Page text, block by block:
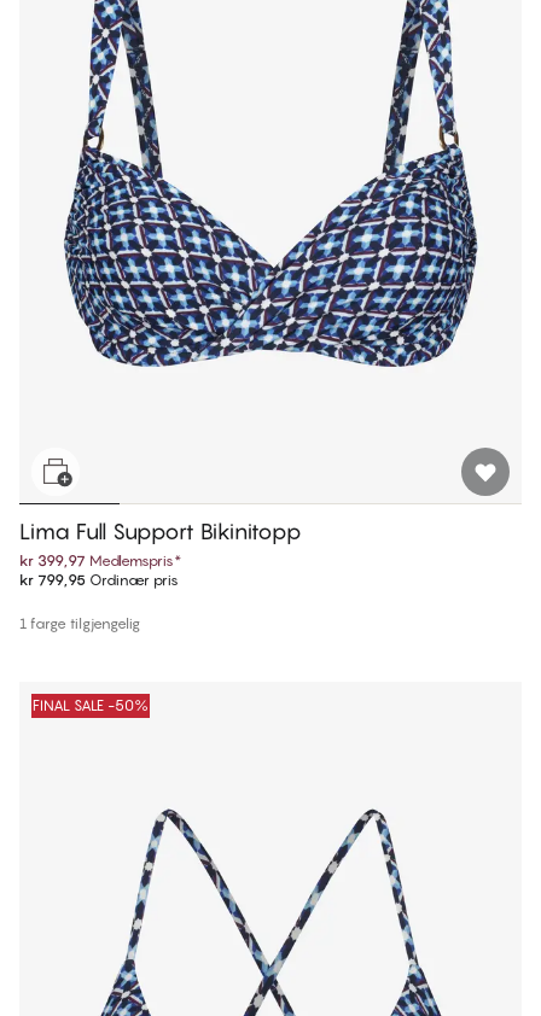
Lima Full Support Bikinitopp
kr 399,97 Medlemspris*
kr 799,95 Ordinær pris
1 farge tilgjengelig
FINAL SALE -50%